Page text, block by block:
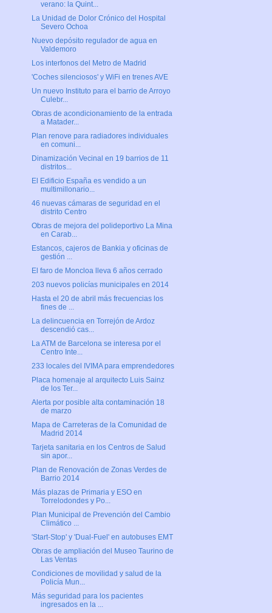
verano: la Quint...
La Unidad de Dolor Crónico del Hospital
Severo Ochoa
Nuevo depósito regulador de agua en
Valdemoro
Los interfonos del Metro de Madrid
'Coches silenciosos' y WiFi en trenes AVE
Un nuevo Instituto para el barrio de Arroyo
Culebr...
Obras de acondicionamiento de la entrada
a Matader...
Plan renove para radiadores individuales
en comuni...
Dinamización Vecinal en 19 barrios de 11
distritos...
El Edificio España es vendido a un
multimillonario...
46 nuevas cámaras de seguridad en el
distrito Centro
Obras de mejora del polideportivo La Mina
en Carab...
Estancos, cajeros de Bankia y oficinas de
gestión ...
El faro de Moncloa lleva 6 años cerrado
203 nuevos policías municipales en 2014
Hasta el 20 de abril más frecuencias los
fines de ...
La delincuencia en Torrejón de Ardoz
descendió cas...
La ATM de Barcelona se interesa por el
Centro Inte...
233 locales del IVIMA para emprendedores
Placa homenaje al arquitecto Luis Sainz
de los Ter...
Alerta por posible alta contaminación 18
de marzo
Mapa de Carreteras de la Comunidad de
Madrid 2014
Tarjeta sanitaria en los Centros de Salud
sin apor...
Plan de Renovación de Zonas Verdes de
Barrio 2014
Más plazas de Primaria y ESO en
Torrelodondes y Po...
Plan Municipal de Prevención del Cambio
Climático ...
'Start-Stop' y 'Dual-Fuel' en autobuses EMT
Obras de ampliación del Museo Taurino de
Las Ventas
Condiciones de movilidad y salud de la
Policía Mun...
Más seguridad para los pacientes
ingresados en la ...